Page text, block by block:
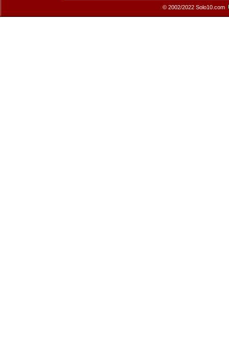
© 2002/2022 Solo10.com